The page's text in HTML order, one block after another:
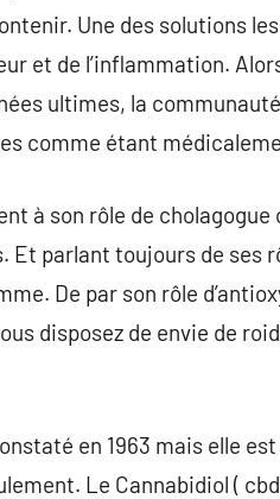
Une des solutions
et de l’inflammation.
ultimes, la
comme étant
à son rôle de
Et parlant toujours de ses
De par son rôle
disposez de envie de
en 1963 mais elle
Le Cannabidiol (